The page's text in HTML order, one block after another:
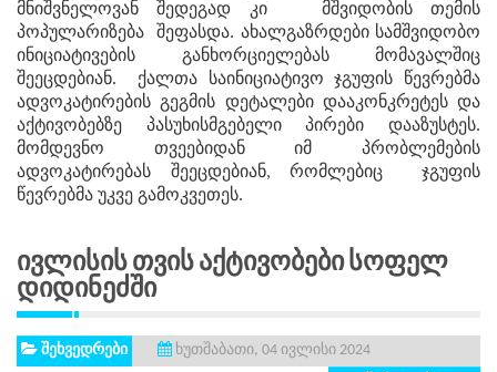
მნიშვნელოვან შედეგად კი მშვიდობის თემის
პოპულარიზება შეფასდა. ახალგაზრდები სამშვიდობო
ინიციატივების განხორციელებას მომავალშიც
შეეცდებიან. ქალთა საინიციატივო ჯგუფის წევრებმა
ადვოკატირების გეგმის დეტალები დააკონკრეტეს და
აქტივობებზე პასუხისმგებელი პირები დააზუსტეს.
მომდევნო თვეებიდან იმ პრობლემების
ადვოკატირებას შეეცდებიან, რომლებიც ჯგუფის
წევრებმა უკვე გამოკვეთეს.
Ივლისის Თვის Აქტივობები Სოფელ
Დიდინეძში
შეხვედრები
ხუთშაბათი, 04 ივლისი 2024